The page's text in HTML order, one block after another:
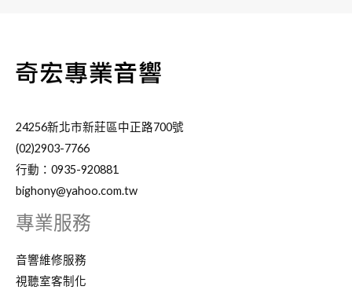
24256新北市新莊區中正路700號
(02)2903-7766
行動：0935-920881
bighony@yahoo.com.tw
專業服務
音響維修服務
視聽室客制化